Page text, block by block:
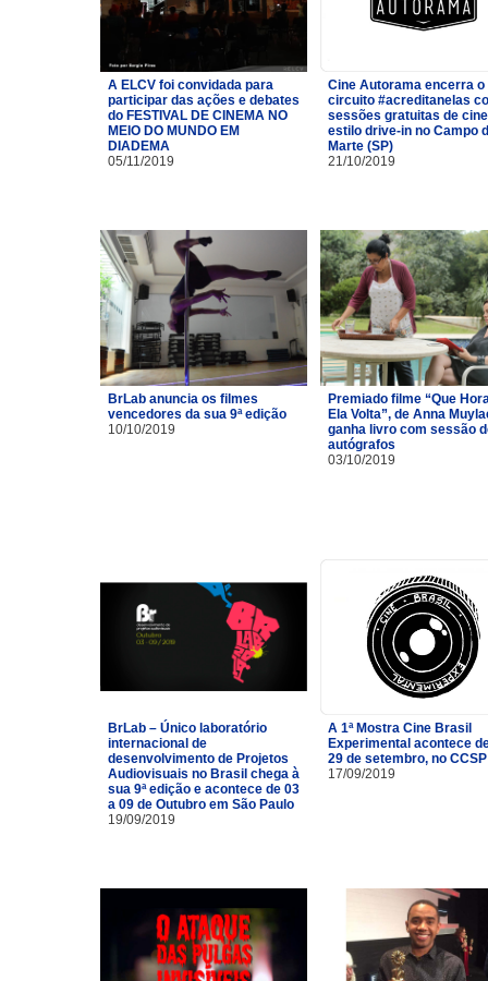
A ELCV foi convidada para
participar das ações e debates
do FESTIVAL DE CINEMA NO
MEIO DO MUNDO EM
DIADEMA
05/11/2019
Cine Autorama encerra o
circuito #acreditanelas
sessões gratuitas de
estilo drive-in no Campo
Marte (SP)
21/10/2019
BrLab anuncia os filmes
vencedores da sua 9ª edição
10/10/2019
Premiado filme “Que
Ela Volta”, de Anna
ganha livro com sessão
autógrafos
03/10/2019
BrLab – Único laboratório
internacional de
desenvolvimento de Projetos
Audiovisuais no Brasil chega à
sua 9ª edição e acontece de 03
a 09 de Outubro em São Paulo
19/09/2019
A 1ª Mostra Cine Brasil
Experimental acontece
29 de setembro, no CCSP
17/09/2019